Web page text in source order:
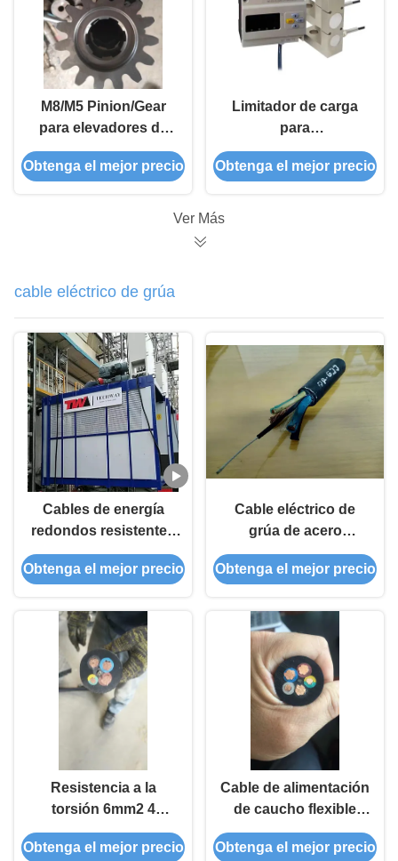
M8/M5 Pinion/Gear
para elevadores de
construcción/elevadores
de construcción
Obtenga el mejor precio
Limitador de carga
para
góndola/plataforma
suspendida con
Obtenga el mejor precio
Ver Más
cable eléctrico de grúa
Cables de energía
redondos resistentes
al desgaste, cables de
goma resistentes de
Obtenga el mejor precio
Cable eléctrico de
grúa de acero
reforzado, 10mm2 3
núcleo de cable de
Obtenga el mejor precio
Resistencia a la
torsión 6mm2 4
núcleo de cable de
alimentación para
Obtenga el mejor precio
Cable de alimentación
de caucho flexible
antidoblaje de 5
núcleos CCC
Obtenga el mejor precio